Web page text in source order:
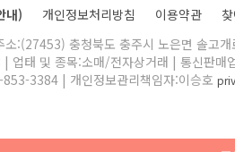
내) 개인정보처리방침 이용약관
소:(27453) 충청북도 충주시 노은면 솔고
업태 및 종목:소매/전자상거래 | 통신판매
3384 | 개인정보관리책임자:이승호